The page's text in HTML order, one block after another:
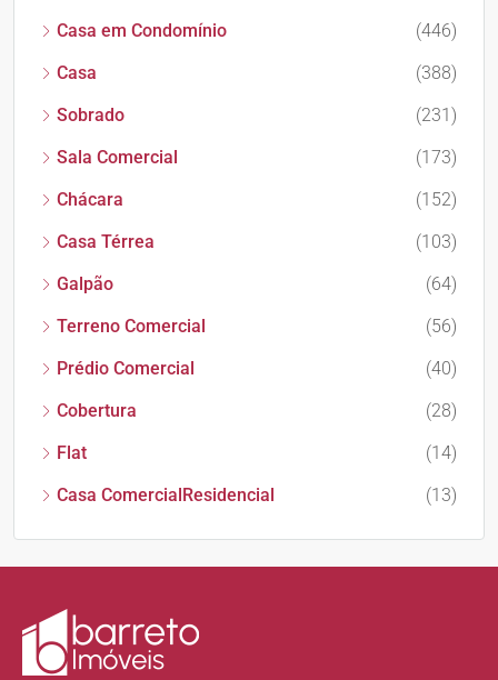
Casa em Condomínio
(446)
Casa
(388)
Sobrado
(231)
Sala Comercial
(173)
Chácara
(152)
Casa Térrea
(103)
Galpão
(64)
Terreno Comercial
(56)
Prédio Comercial
(40)
Cobertura
(28)
Flat
(14)
Casa ComercialResidencial
(13)